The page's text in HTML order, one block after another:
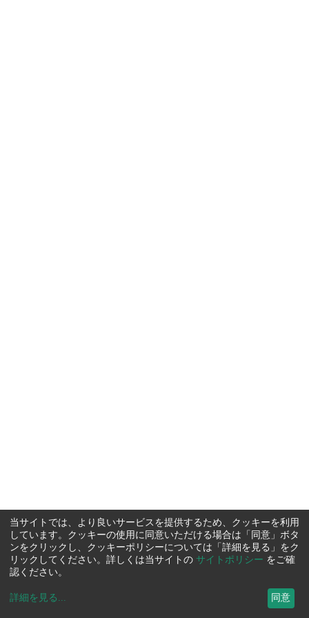
当サイトでは、より良いサービスを提供するため、クッキーを利用
しています。クッキーの使用に同意いただける場合は「同意」ボタ
ンをクリックし、クッキーポリシーについては「詳細を見る」をク
リックしてください。詳しくは当サイトの サイトポリシー をご確
認ください。
詳細を見る ... 同意